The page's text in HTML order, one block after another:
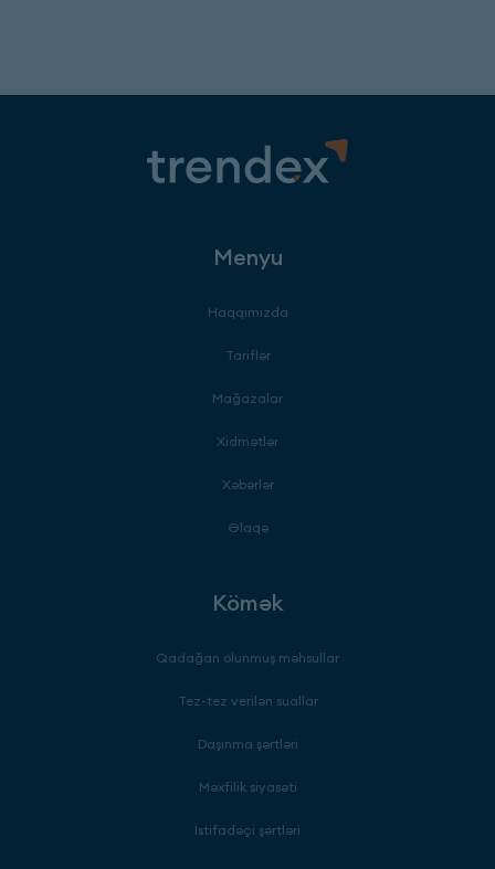
Menyu
Haqqımızda
Tariflər
Mağazalar
Xidmətlər
Xəbərlər
Əlaqə
Kömək
Qadağan olunmuş məhsullar
Tez-tez verilən suallar
Daşınma şərtləri
Məxfilik siyasəti
İstifadəçi şərtləri